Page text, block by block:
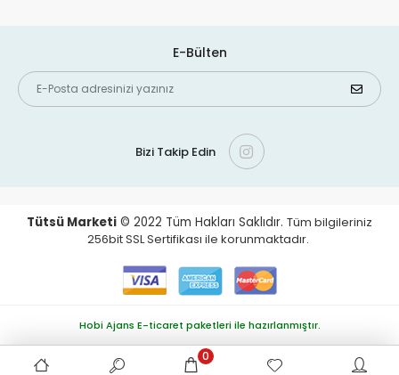
E-Bülten
Bizi Takip Edin
Tütsü Marketi © 2022 Tüm Hakları Saklıdır. Tüm bilgileriniz
256bit SSL Sertifikası ile korunmaktadır.
0
Hobi Ajans E-ticaret paketleri ile hazırlanmıştır.